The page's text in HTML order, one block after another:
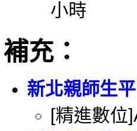
小時
補充：
新北親師生
[精進數位